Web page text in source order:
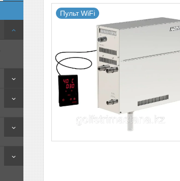
Пульт WiFi